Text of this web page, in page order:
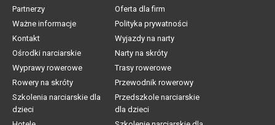
Partnerzy
Oferta dla firm
Ważne informacje
Polityka prywatności
Kontakt
Wyjazdy na narty
Ośrodki narciarskie
Narty na skróty
Wyprawy rowerowe
Trasy rowerowe
Rowery na skróty
Przewodnik rowerowy
Szkolenia narciarskie dla
dzieci
Przedszkole narciarskie
dla dzieci